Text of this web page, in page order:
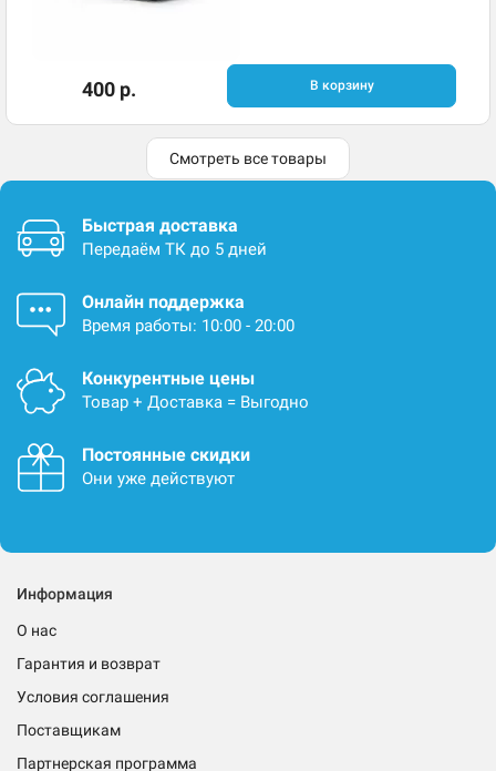
400 р. В корзину
Смотреть все товары
Быстрая доставка
Передаём ТК до 5 дней
Онлайн поддержка
Время работы: 10:00 - 20:00
Конкурентные цены
Товар + Доставка = Выгодно
Постоянные скидки
Они уже действуют
Информация
О нас
Гарантия и возврат
Условия соглашения
Поставщикам
Партнерская программа